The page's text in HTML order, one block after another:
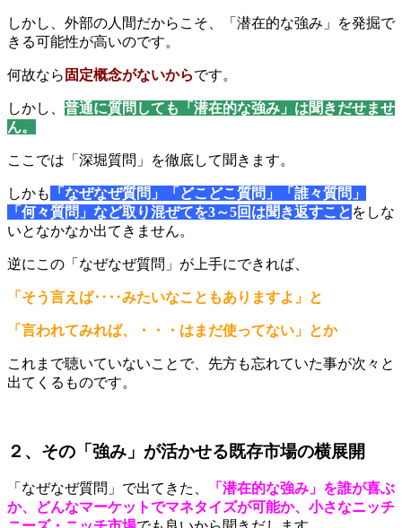
しかし、外部の人間だからこそ、「潜在的な強み」を発掘で
きる可能性が高いのです。
何故なら 固定概念がないからです。
しかし、 普通に質問しても「潜在的な強み」は聞きだせませ
ん。
ここでは「深堀質問」を徹底して聞きます。
しかも
「なぜなぜ質問」「どこどこ質問」「誰々質問」
「何々質問」など取り混ぜてを3～5回は聞き返すこと をしな
いとなかなか出てきません。
逆にこの「なぜなぜ質問」が上手にできれば、
「そう言えば‥‥みたいなこともありますよ」と
「言われてみれば、・・・はまだ使ってない」とか
これまで聴いていないことで、先方も忘れていた事が次々と
出てくるものです。
２、その「強み」が活かせる既存市場の横展開
「なぜなぜ質問」で出てきた、
「潜在的な強み」を誰が喜ぶ
か、どんなマーケットでマネタイズが可能か、小さなニッチ